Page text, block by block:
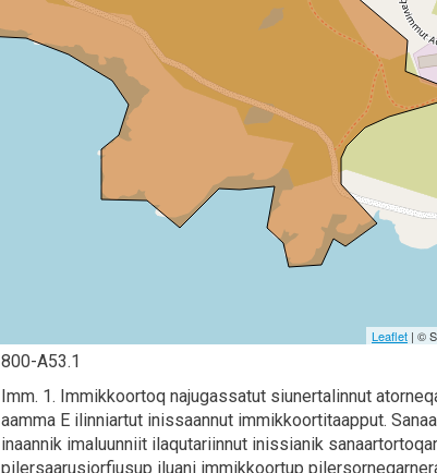
Leaflet | ©
800-A53.1
Imm. 1. Immikkoortoq najugassatut siunertalinnut
aamma E ilinniartut inissaannut immikkoortitaapput.
inaannik imaluunniit ilaqutariinnut inissianik
pilersaarusiorfiusup iluani immikkoortup